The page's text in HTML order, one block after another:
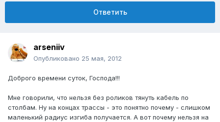
Ответить
arseniiv
Опубликовано 25 мая, 2012
Доброго времени суток, Господа!!!
Мне говорили, что нельзя без роликов тянуть кабель по
столбам. Ну на концах трассы - это понятно почему - слишком
маленький радиус изгиба получается. А вот почему нельзя на